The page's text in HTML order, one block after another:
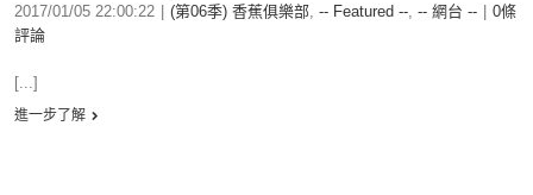
2017/01/05 22:00:22 (第06季) 香蕉俱樂部, -- Featured --, -- 網台 --
0條
評論
[...]
進一步了解